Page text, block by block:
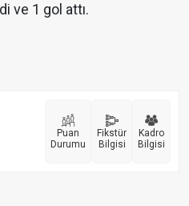
ve 1 gol attı.
Puan
Durumu
Fikstür
Bilgisi
Kadro
Bilgisi